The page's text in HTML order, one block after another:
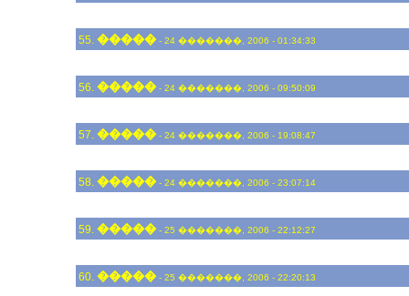
55. �����- 24 �������, 2006 - 01:34:33
56. �����- 24 �������, 2006 - 09:50:09
57. �����- 24 �������, 2006 - 19:08:47
58. �����- 24 �������, 2006 - 23:07:14
59. �����- 25 �������, 2006 - 22:12:27
60. �����- 25 �������, 2006 - 22:20:13